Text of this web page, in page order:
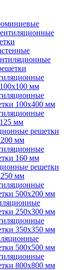
мм
100х400 мм
мм
решетки
мм
160 мм
решетки
мм
500х200 мм
250х300 мм
350х350 мм
500х500 мм
800х800 мм